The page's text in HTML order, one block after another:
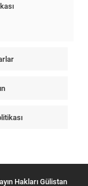
Hakları Gülistan